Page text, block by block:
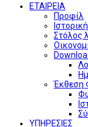
ΕΤΑΙΡΕΙΑ
Προφίλ
Στόλος
Έκθεση
ΥΠΗΡΕΣΙΕΣ